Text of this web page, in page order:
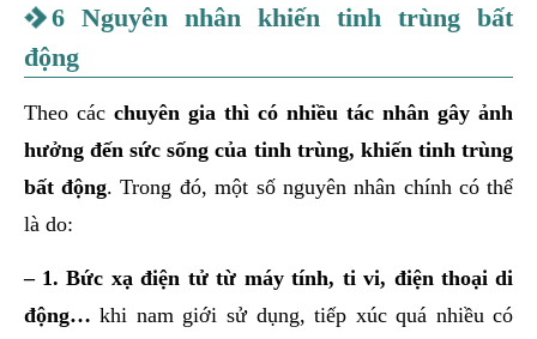
6 Nguyên nhân khiến tinh trùng bất
động
Theo các chuyên gia thì có nhiều tác nhân gây ảnh
hưởng đến sức sống của tinh trùng, khiến tinh trùng
bất động. Trong đó, một số nguyên nhân chính có thể
là do:
– 1. Bức xạ điện tử từ máy tính, ti vi, điện thoại di
động… khi nam giới sử dụng, tiếp xúc quá nhiều có